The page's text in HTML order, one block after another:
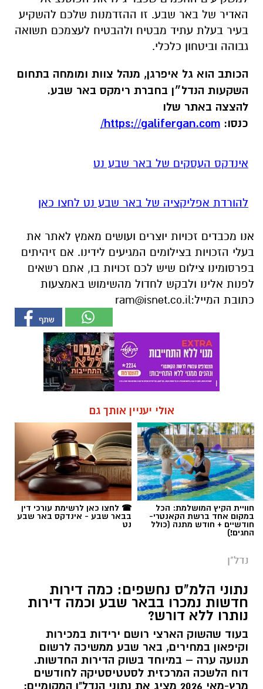
האדיר של באר שבע. זו ההזדמנות שלכם להשקיע
בעיר בעלת עתיד מבטיח ולהבטיח לעצמכם תשואה
גבוהה וביטחון כלכלי.
הכותב הוא גל איפרגן, מנהל צוות ומומחה בתחום
השקעות הנדל״ן בחברת רימקס באר שבע.
להצצה באתר שלו
כנסו: https://galifergan.com/
אינדקס העסקים של באר שבע נט
להורדת אפליקציה של באר שבע נט לחצו כאן
אנו מכבדים זכויות יוצרים ועושים מאמץ לאתר את
בעלי הזכויות בצילומים המגיעים לידינו. אם זיהיתים
בפרסומינו צילום שיש לכם זכויות בו, אתם רשאים
לפנות אלינו ולבקש לחדול מהשימוש באמצעות
כתובת המייל:ram@isnet.co.il
אולי יעניין אותך גם
חוויית הקיץ המושלמת: הכל
במקום אחד ברשת הקאנטרי-
חודשיים + חודש מתנה (כולל
החגים!)
☎ לחצו כאן לרשימת עורכי דין
בבאר שבע - אינדקס באר שבע
נט
נדל"ן
נתוני הלמ"ס נחשפים: כמה דירות
חדשות נמכרו בבאר שבע וכמה דירות
נותרו ללא דורש?
בעוד שהשוק הארצי רושם ירידות במכירות
וקיפאון במחירים, באר שבע ממשיכה לרשום
תנועה ערה – במיוחד בשוק הדירות החדשות.
דוח הלשכה המרכזית לסטטיסטיקה לחודשים
מרץ-מאי 2026 מציג את נתוני הנדל"ן המקומיים: